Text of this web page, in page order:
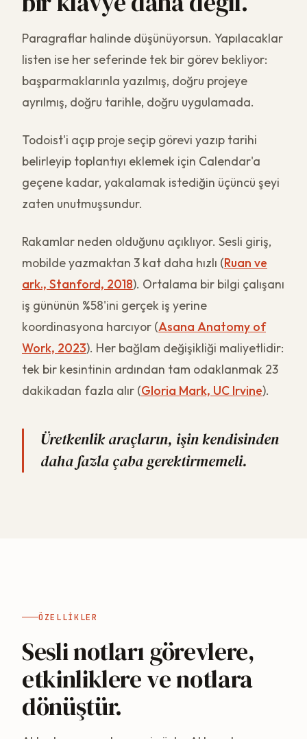
Paragraflar halinde düşünüyorsun. Yapılacaklar
listen ise her seferinde tek bir görev bekliyor:
başparmaklarınla yazılmış, doğru projeye
ayrılmış, doğru tarihle, doğru uygulamada.
Todoist'i açıp proje seçip görevi yazıp tarihi
belirleyip toplantıyı eklemek için Calendar'a
geçene kadar, yakalamak istediğin üçüncü şeyi
zaten unutmuşsundur.
Rakamlar neden olduğunu açıklıyor. Sesli giriş,
mobilde yazmaktan 3 kat daha hızlı (Ruan ve
ark., Stanford, 2018). Ortalama bir bilgi çalışanı
iş gününün %58'ini gerçek iş yerine
koordinasyona harcıyor (Asana Anatomy of
Work, 2023). Her bağlam değişikliği maliyetlidir:
tek bir kesintinin ardından tam odaklanmak 23
dakikadan fazla alır (Gloria Mark, UC Irvine).
Üretkenlik araçların, işin kendisinden
daha fazla çaba gerektirmemeli.
ÖZELLIKLER
Sesli notları görevlere,
etkinliklere ve notlara
dönüştür.